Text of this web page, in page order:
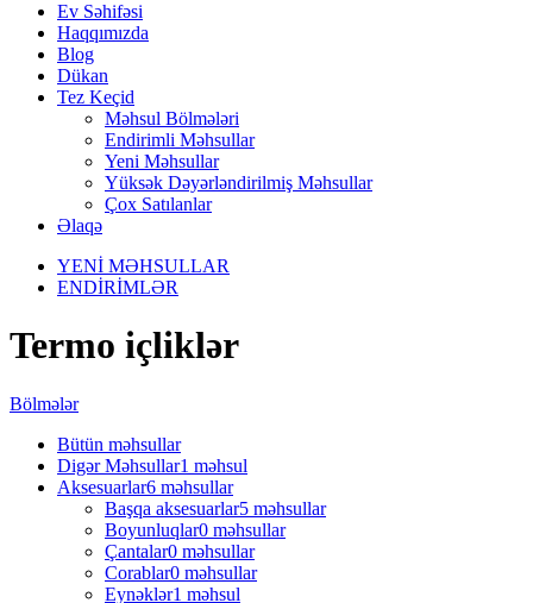
Ev Səhifəsi
Haqqımızda
Blog
Dükan
Tez Keçid
Məhsul Bölmələri
Endirimli Məhsullar
Yeni Məhsullar
Yüksək Dəyərləndirilmiş Məhsullar
Çox Satılanlar
Əlaqə
YENİ MƏHSULLAR
ENDİRİMLƏR
Termo içliklər
Bölmələr
Bütün məhsullar
Digər Məhsullar1 məhsul
Aksesuarlar6 məhsullar
Başqa aksesuarlar5 məhsullar
Boyunluqlar0 məhsullar
Çantalar0 məhsullar
Corablar0 məhsullar
Eynəklər1 məhsul